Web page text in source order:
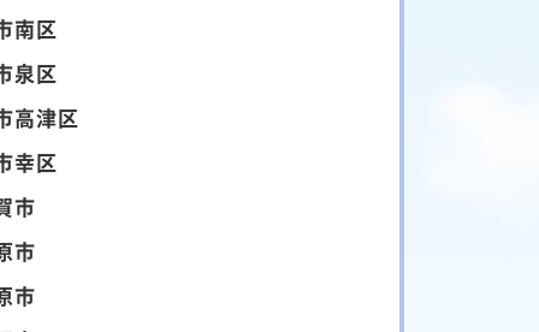
南区
泉区
高津区
幸区
市
市
市